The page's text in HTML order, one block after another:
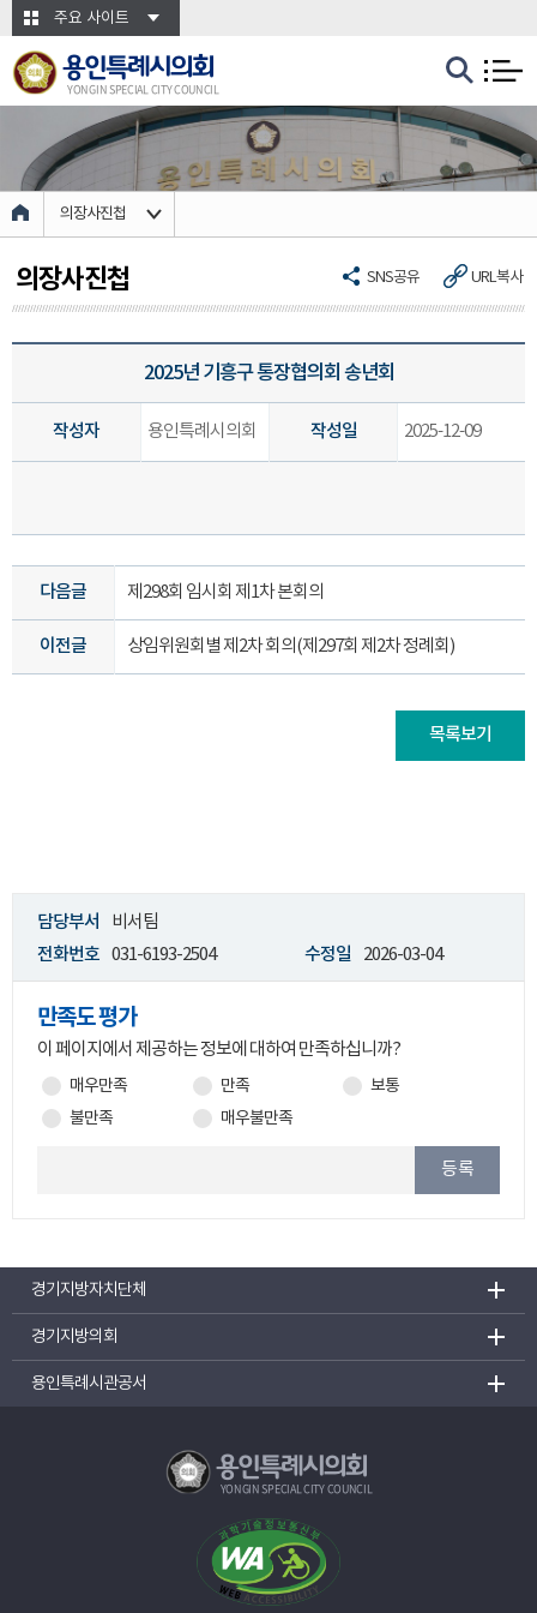
본문바로가기주요 사이트
용인특례시의회
YONGIN SPECIAL CITY COUNCIL
의장사진첩
SNS공유 URL복사
의장사진첩
2025년 기흥구 통장협의회 송년회
작성자 용인특례시의회 작성일 2025-12-09
다음글 제298회 임시회 제1차 본회의
이전글 상임위원회별 제2차 회의(제297회 제2차 정례회)
목록보기
담당부서
비서팀
전화번호 031-6193-2504 수정일 2026-03-04
만족도 평가
이 페이지에서 제공하는 정보에 대하여 만족하십니까?
매우만족 만족
보통
불만족
매우불만족
등록
경기지방자치단체
경기지방의회
용인특례시관공서
용인특례시의회
YONGIN SPECIAL CITY COUNCIL